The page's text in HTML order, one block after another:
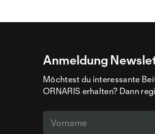
Anmeldung
Möchtest du interessante
ORNARIS erhalten? Dann